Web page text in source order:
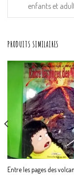
enfants et
PRODUITS SIMILAIRES
Entre les pages des